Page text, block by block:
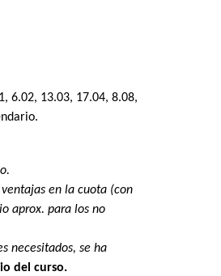
6.02, 13.03, 17.04, 8.08,
en la cuota (con
aprox. para los no
necesitados, se ha
del curso.